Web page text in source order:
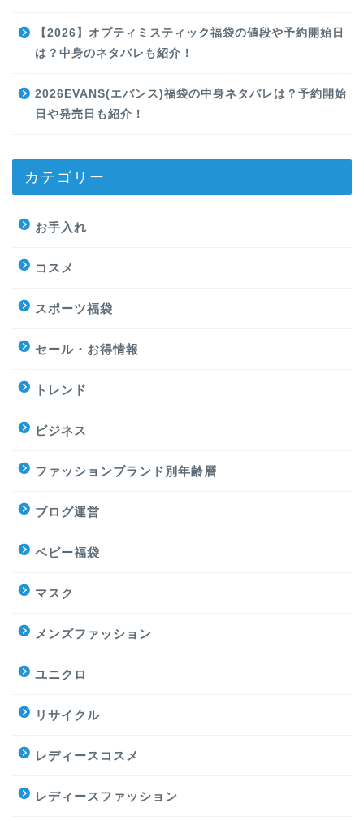
【2026】オプティミスティック福袋の値段や予約開始日
は？中身のネタバレも紹介！
2026EVANS(エバンス)福袋の中身ネタバレは？予約開始
日や発売日も紹介！
カテゴリー
お手入れ
コスメ
スポーツ福袋
セール・お得情報
トレンド
ビジネス
ファッションブランド別年齢層
ブログ運営
ベビー福袋
マスク
メンズファッション
ユニクロ
リサイクル
レディースコスメ
レディースファッション